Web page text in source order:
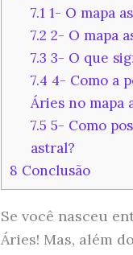
7.11- O mapa
7.2 2- O mapa
7.3 3- O que
7.4 4- Como a
Áries no mapa
7.5 5- Como
astral?
8 Conclusão
Se você nasceu
Áries! Mas, além